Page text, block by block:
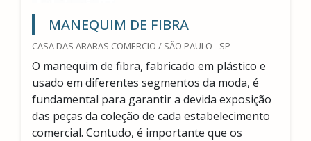
MANEQUIM DE FIBRA
CASA DAS ARARAS COMERCIO / SÃO PAULO - SP
O manequim de fibra, fabricado em plástico e
usado em diferentes segmentos da moda, é
fundamental para garantir a devida exposição
das peças da coleção de cada estabelecimento
comercial. Contudo, é importante que os